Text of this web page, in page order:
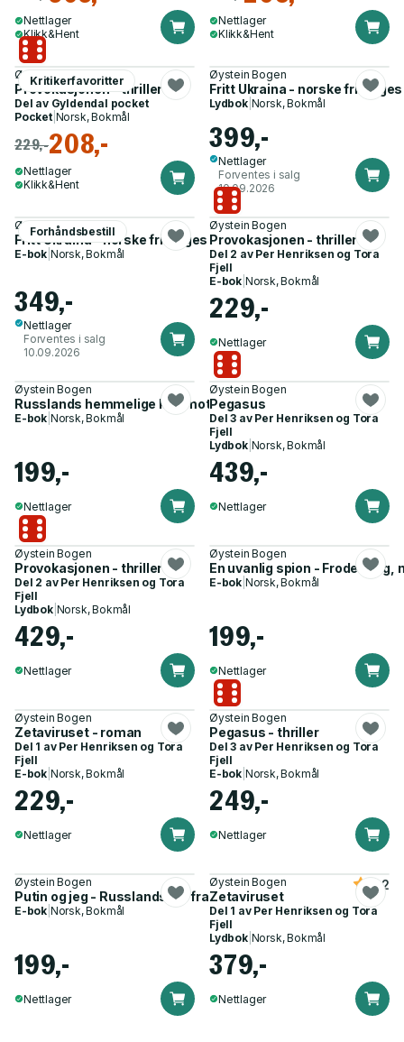
Nettlager
Klikk&Hent
Nettlager
Klikk&Hent
Kritikerfavoritter
Øystein Bogen
Provokasjonen - thriller
Del av Gyldendal pocket
Pocket| Norsk, Bokmål
229,-208,-
Nettlager
Klikk&Hent
Øystein Bogen
Fritt Ukraina - norske
Lydbok| Norsk, Bokmål
399,-
Nettlager
Forventes i salg
10.09.2026
Forhåndsbestill
Øystein Bogen
Fritt Ukraina - norske frivilliges kamp for Europas fremtid
E-bok Norsk, Bokmål
349,-
Nettlager
Forventes i salg
10.09.2026
Øystein Bogen
Provokasjonen - thriller
Del 2 av Per Henriksen og Tora
Fjell
E-bok Norsk, Bokmål
229,-
Nettlager
Øystein Bogen
Russlands hemmelige krig mot Vesten
E-bok Norsk, Bokmål
199,-
Nettlager
Øystein Bogen
Pegasus
Del 3 av Per Henriksen og Tora
Fjell
Lydbok| Norsk, Bokmål
439,-
Nettlager
Øystein Bogen
Provokasjonen - thriller
Del 2 av Per Henriksen og Tora
Fjell
Lydbok| Norsk, Bokmål
429,-
Nettlager
Øystein Bogen
En uvanlig spion - Frode
E-bok Norsk, Bokmål
199,-
Nettlager
Øystein Bogen
Zetaviruset - roman
Del 1 av Per Henriksen og Tora
Fjell
E-bok Norsk, Bokmål
229,-
Nettlager
Øystein Bogen
Pegasus - thriller
Del 3 av Per Henriksen og Tora
Fjell
E-bok Norsk, Bokmål
249,-
Nettlager
Øystein Bogen
Putin og jeg - Russlands vei fra håp til håpløshet
E-bok Norsk, Bokmål
199,-
Nettlager
Øystein Bogen
Zetaviruset
4.2
Del 1 av Per Henriksen og Tora
Fjell
Lydbok| Norsk, Bokmål
379,-
Nettlager